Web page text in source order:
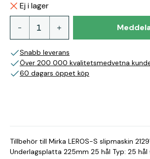
Ej i lager
Snabb leverans
Över 200 000 kvalitetsmedvetna
60 dagars öppet köp
Tillbehör till Mirka LEROS-S slipmaskin
Underlagsplatta 225mm 25 hål Typ: 25